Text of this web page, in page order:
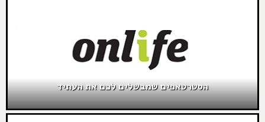
הסטרטאפים שמבשלים לכם את העתיד